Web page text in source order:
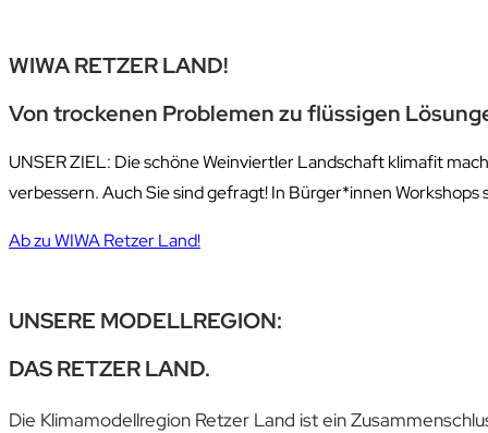
WIWARETZER LAND!
Von trockenen Problemen zu flüssigen
UNSER ZIEL: Die schöne Weinviertler Landschaft klimafit
verbessern. Auch Sie sind gefragt! In Bürger*innen
Ab zu WIWA Retzer Land!
UNSERE MODELLREGION:
DAS RETZER LAND.
Die Klima­­­modell­­region Retzer Land ist ein